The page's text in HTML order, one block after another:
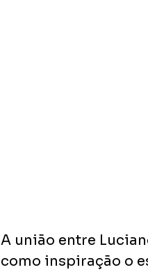
A união entre
como inspiração o